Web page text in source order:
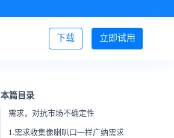
立即试用
下载 登录/注册
本篇目录
需求，对抗市场不确定性
1.需求收集像喇叭口一样广纳需求